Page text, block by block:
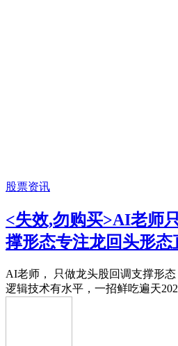
股票资讯
<失效,勿购买>AI老师
撑形态专注龙回头形态
AI老师， 只做龙头股回调支撑形
逻辑技术有水平，一招鲜吃遍天